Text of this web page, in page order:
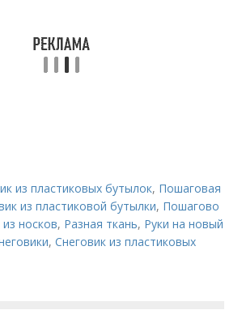
из пластиковых бутылок, Пошаговая
из пластиковой бутылки, Пошагово
носков, Разная ткань, Руки на новый
,Снеговик из пластиковых